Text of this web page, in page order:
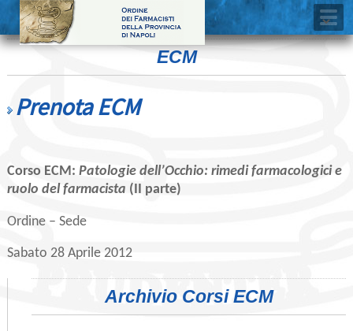
ECM
Prenota ECM
Corso ECM: Patologie dell’Occhio: rimedi farmacologici e
ruolo del farmacista (II parte)
Ordine – Sede
Sabato 28 Aprile 2012
Archivio Corsi ECM